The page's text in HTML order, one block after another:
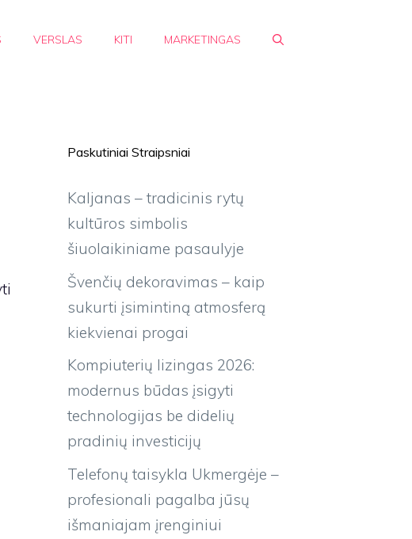
VERSLAS KITI MARKETINGAS
Paskutiniai Straipsniai
Kaljanas – tradicinis rytų
kultūros simbolis
šiuolaikiniame pasaulyje
Švenčių dekoravimas – kaip
sukurti įsimintiną atmosferą
kiekvienai progai
Kompiuterių lizingas 2026:
modernus būdas įsigyti
technologijas be didelių
pradinių investicijų
Telefonų taisykla Ukmergėje –
profesionali pagalba jūsų
išmaniajam įrenginiui